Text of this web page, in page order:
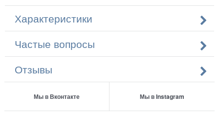
Характеристики
Частые вопросы
Отзывы
Мы в Вконтакте Мы в Instagram